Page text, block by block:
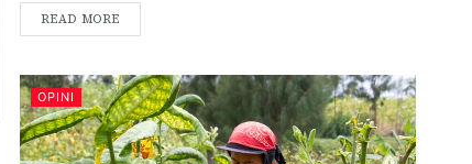
READ MORE
OPINI